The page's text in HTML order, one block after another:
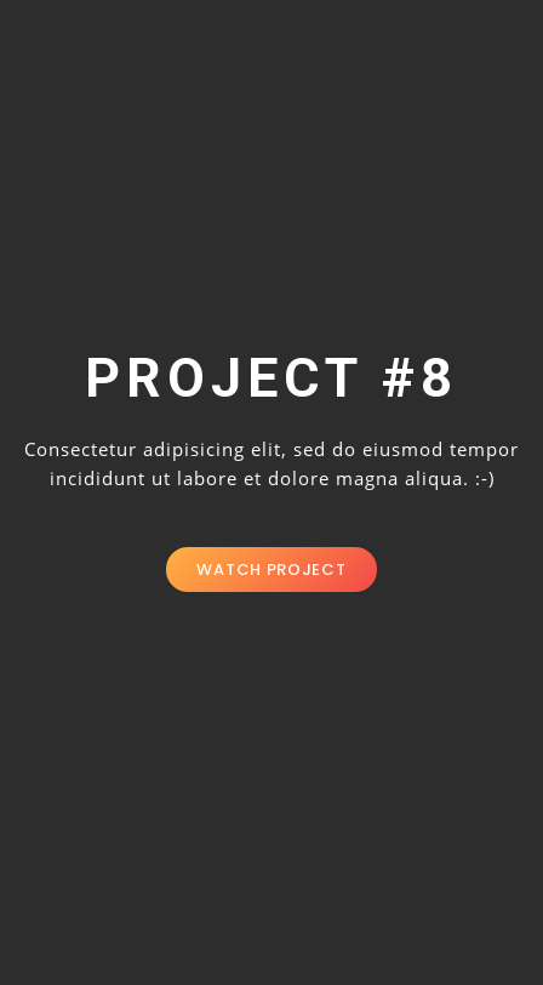
PROJECT #8
Consectetur adipisicing elit, sed do eiusmod tempor
incididunt ut labore et dolore magna aliqua. :-)
WATCH PROJECT